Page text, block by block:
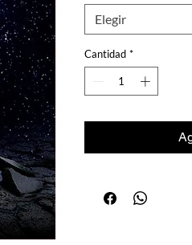
Elegir
Cantidad *